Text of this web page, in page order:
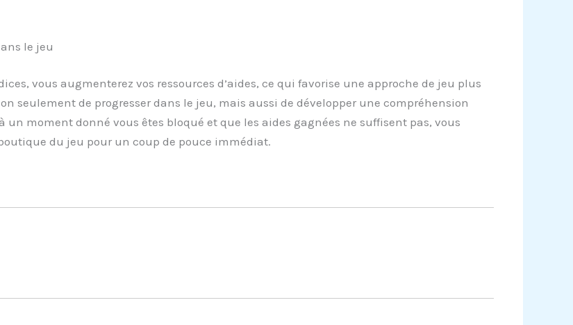
le jeu
vous augmenterez vos ressources d’aides, ce qui favorise une approche de jeu plus
seulement de progresser dans le jeu, mais aussi de développer une compréhension
un moment donné vous êtes bloqué et que les aides gagnées ne suffisent pas, vous
du jeu pour un coup de pouce immédiat.